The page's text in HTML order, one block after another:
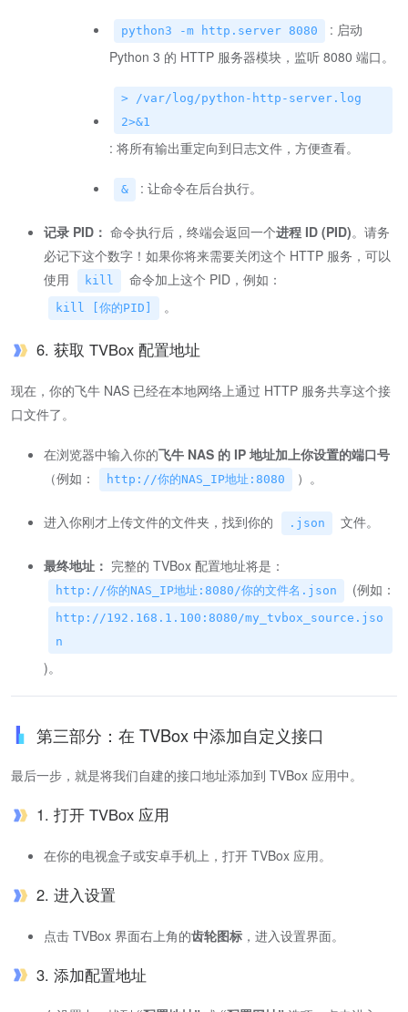
python3 -m http.server 8080
: 启动
Python 3 的 HTTP 服务器模块，监听 8080 端口。
> /var/log/python-http-server.log
2>&1
: 将所有输出重定向到日志文件，方便查看。
& : 让命令在后台执行。
记录 PID： 命令执行后，终端会返回一个进程 ID (PID)。请务
必记下这个数字！如果你将来需要关闭这个 HTTP 服务，可以
使用
kill 命令加上这个 PID，例如：
kill [你的PID] 。
6. 获取 TVBox 配置地址
现在，你的飞牛 NAS 已经在本地网络上通过 HTTP 服务共享这个接
口文件了。
在浏览器中输入你的飞牛 NAS 的 IP 地址加上你设置的端口号
（例如：
http://你的NAS_IP地址:8080 ）。
进入你刚才上传文件的文件夹，找到你的 .json 文件。
最终地址： 完整的 TVBox 配置地址将是：
http://你的NAS_IP地址:8080/你的文件名.json (例如：
http://192.168.1.100:8080/my_tvbox_source.jso
n
)。
第三部分：在 TVBox 中添加自定义接口
最后一步，就是将我们自建的接口地址添加到 TVBox 应用中。
1. 打开 TVBox 应用
在你的电视盒子或安卓手机上，打开 TVBox 应用。
2. 进入设置
点击 TVBox 界面右上角的齿轮图标 ，进入设置界面。
3. 添加配置地址